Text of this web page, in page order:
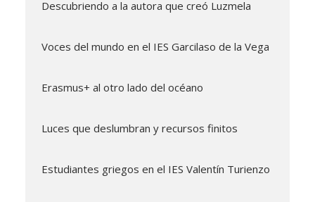
Descubriendo a la autora que creó Luzmela
Voces del mundo en el IES Garcilaso de la Vega
Erasmus+ al otro lado del océano
Luces que deslumbran y recursos finitos
Estudiantes griegos en el IES Valentín Turienzo